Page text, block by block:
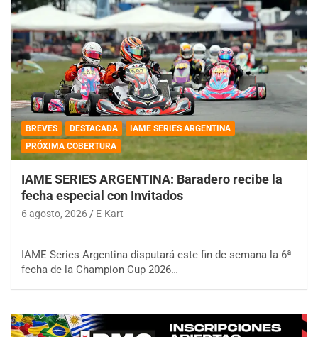
BREVES DESTACADA
IAME SERIES ARGENTINA
PRÓXIMA COBERTURA
IAME SERIES ARGENTINA: Baradero recibe la
fecha especial con Invitados
6 agosto, 2026 E-Kart
IAME Series Argentina disputará este fin de semana la 6ª
fecha de la Champion Cup 2026…